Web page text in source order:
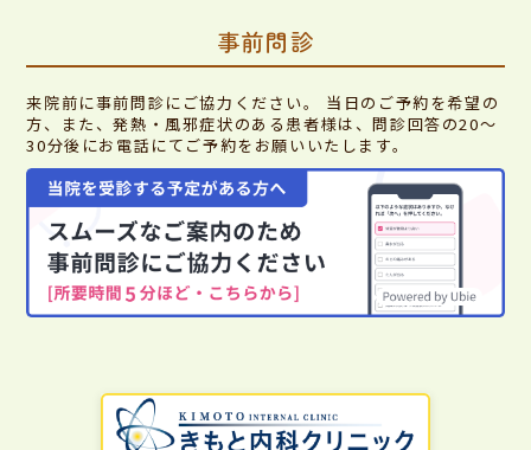
事前問診
来院前に事前問診にご協力ください。 当日のご予約を希望の
方、また、発熱・風邪症状のある患者様は、問診回答の20～
30分後にお電話にてご予約をお願いいたします。